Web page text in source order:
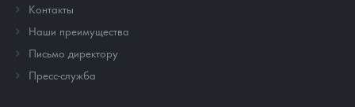
Контакты
Наши преимущества
Письмо директору
Пресс-служба